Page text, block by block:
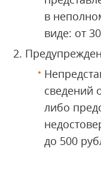
в
виде: от
сведений
либо
до 500